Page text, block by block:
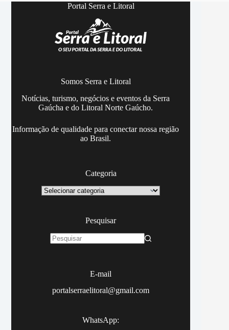
Portal Serra e Litoral
Somos Serra e Litoral
Notícias, turismo, negócios e eventos da Serra
Gaúcha e do Litoral Norte Gaúcho.
Informação de qualidade para conectar nossa região
ao Brasil.
Categoria
Categoria
Pesquisar
E-mail
portalserraelitoral@gmail.com
WhatsApp: